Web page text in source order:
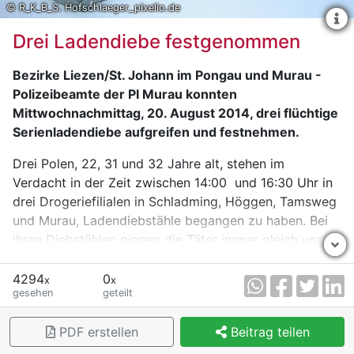
© R_K_B_S. Hofschlaeger_pixelio.de
Drei Ladendiebe festgenommen
Bezirke Liezen/St. Johann im Pongau und Murau -
Polizeibeamte der PI Murau konnten
Mittwochnachmittag, 20. August 2014, drei flüchtige
Serienladendiebe aufgreifen und festnehmen.
Drei Polen, 22, 31 und 32 Jahre alt, stehen im
Verdacht in der Zeit zwischen 14:00 und 16:30 Uhr in
drei Drogeriefilialen in Schladming, Höggen, Tamsweg
und Murau, Ladendiebstähle begangen zu haben. Bei
ihren Diebstählen gingen die Täter immer gleich vor.
Einkaufstasche in das jeweilige Geschäft, während der
dritte Täter vor dem Geschäft im Fahrzeug als
Fluchthelfer wartete. Danach entnahmen sie aus den
Regalen des Geschäftes Kosmetikartikeln und
4294x
gesehen
0x
geteilt
PDF erstellen Beitrag teilen